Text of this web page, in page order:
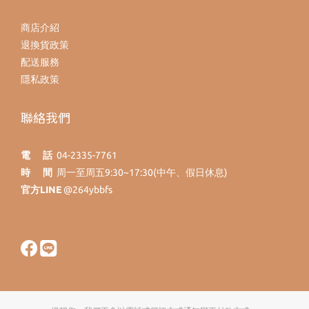
商店介紹
退換貨政策
配送服務
隱私政策
聯絡我們
電 話 04-2335-7761
時 間
周一至周五9:30~17:30(中午、假日休息)
官方LINE @264ybbfs